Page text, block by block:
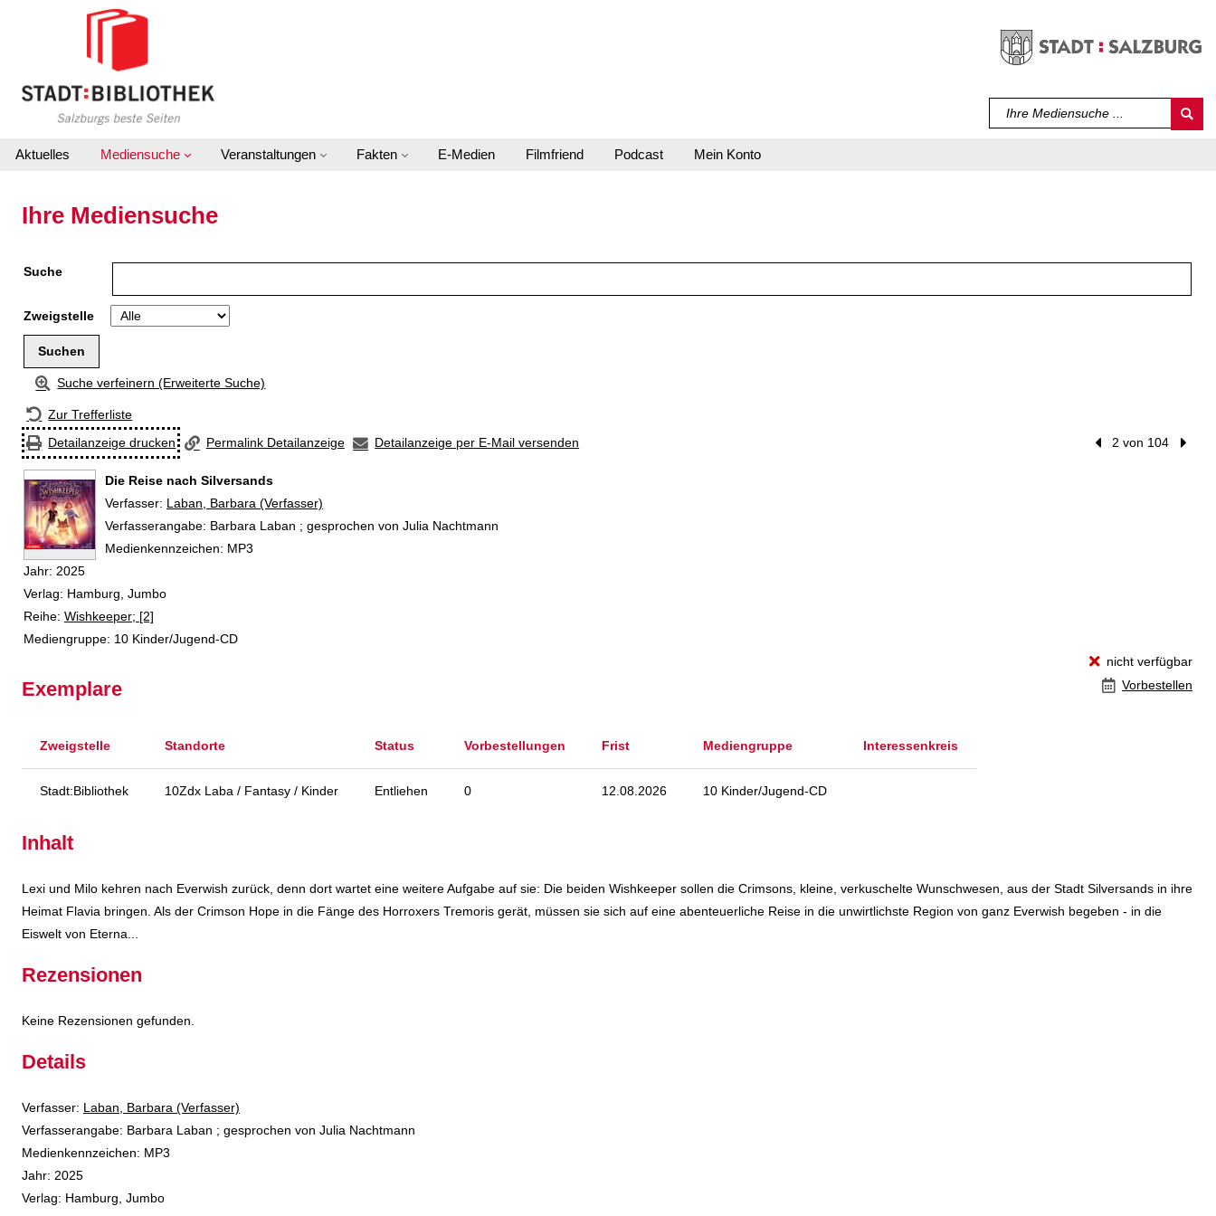
Zur Detailanzeige springen
Sprache auswählen
Aktuelles Mediensuche Veranstaltungen Fakten E-Medien Filmfriend Podcast Mein Konto
Ihre Mediensuche
Suche
Zweigstelle
Suche verfeinern (Erweiterte Suche)
Zur Trefferliste
Detailanzeige drucken
Permalink Detailanzeige Detailanzeige per E-Mail versenden Vorheriger Treffer
2 von 104
Die Reise nach Silversands
Verfasser: Suche nach diesem Verfasser
Laban, Barbara (Verfasser)
Verfasserangabe: Barbara Laban ; gesprochen von Julia Nachtmann
Medienkennzeichen: MP3
Jahr: 2025
Verlag: Hamburg, Jumbo
Reihe: Wishkeeper; [2]
Mediengruppe: 10 Kinder/Jugend-CD
nicht verfügbar
Vorbestellen
Exemplare
Zweigstelle Standorte Status Vorbestellungen Frist Mediengruppe Interessenkreis
Stadt:Bibliothek 10Zdx Laba / Fantasy / Kinder Entliehen 0 12.08.2026 10 Kinder/Jugend-CD
Inhalt
Lexi und Milo kehren nach Everwish zurück, denn dort wartet eine weitere Aufgabe auf sie: Die beiden Wishkeeper sollen die Crimsons, kleine, verkuschelte Wunschwesen, aus der Stadt Silversands in ihre
Heimat Flavia bringen. Als der Crimson Hope in die Fänge des Horroxers Tremoris gerät, müssen sie sich auf eine abenteuerliche Reise in die unwirtlichste Region von ganz Everwish begeben - in die
Eiswelt von Eterna...
Rezensionen
Keine Rezensionen gefunden.
Details
Verfasser: Suche nach diesem Verfasser
Laban, Barbara (Verfasser)
Verfasserangabe: Barbara Laban ; gesprochen von Julia Nachtmann
Medienkennzeichen: MP3
Jahr: 2025
Verlag: Hamburg, Jumbo